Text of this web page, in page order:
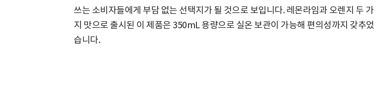
쓰는 소비자들에게 부담 없는 선택지가 될 것으로 보입니다. 레몬라임과 오렌지 두 가
지 맛으로 출시된 이 제품은 350mL 용량으로 실온 보관이 가능해 편의성까지 갖추었
습니다.